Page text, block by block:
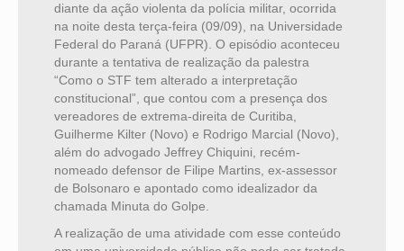
diante da ação violenta da polícia militar, ocorrida
na noite desta terça-feira (09/09), na Universidade
Federal do Paraná (UFPR). O episódio aconteceu
durante a tentativa de realização da palestra
“Como o STF tem alterado a interpretação
constitucional”, que contou com a presença dos
vereadores de extrema-direita de Curitiba,
Guilherme Kilter (Novo) e Rodrigo Marcial (Novo),
além do advogado Jeffrey Chiquini, recém-
nomeado defensor de Filipe Martins, ex-assessor
de Bolsonaro e apontado como idealizador da
chamada Minuta do Golpe.
A realização de uma atividade com esse conteúdo